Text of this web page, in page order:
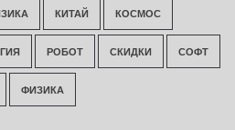
КИТАЙ КОСМОС
РОБОТ СКИДКИ СОФТ
ФИЗИКА